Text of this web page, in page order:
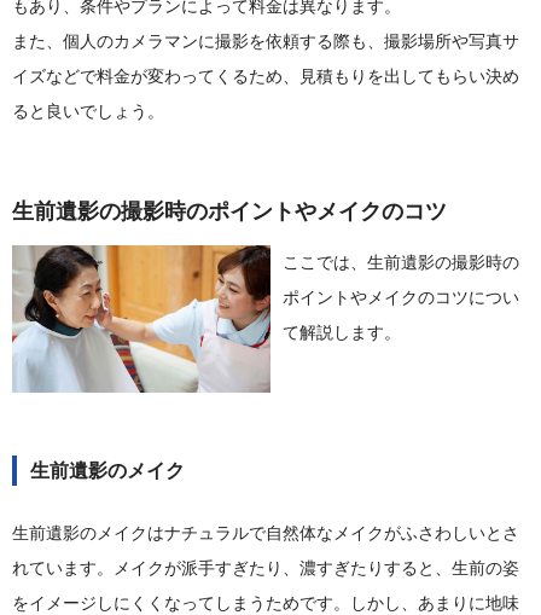
もあり、条件やプランによって料金は異なります。
また、個人のカメラマンに撮影を依頼する際も、撮影場所や写真サ
イズなどで料金が変わってくるため、見積もりを出してもらい決め
ると良いでしょう。
生前遺影の撮影時のポイントやメイクのコツ
ここでは、生前遺影の撮影時の
ポイントやメイクのコツについ
て解説します。
生前遺影のメイク
生前遺影のメイクはナチュラルで自然体なメイクがふさわしいとさ
れています。メイクが派手すぎたり、濃すぎたりすると、生前の姿
をイメージしにくくなってしまうためです。しかし、あまりに地味